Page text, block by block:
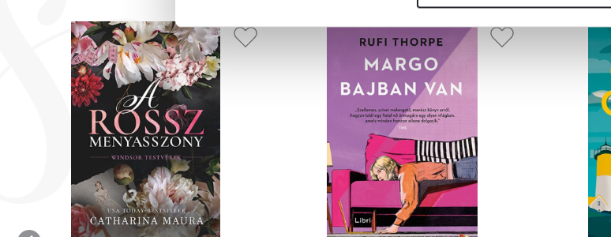
addig, míg el nem jött a pillanat, hogy bevezessék Ava Fairchildot… „Ava Fairchild első bálján fehér galambokat
helyeztek el a philadelphiai Stratford Hotel báltermének szellőzőaknáiban. Talán elfogyott a levegő a szűk helyen,
talán a madarak gondozásával megbízott fiúk bosszúja volt. A galambokról, mihelyt odavitték őket, szinte azonnal
megfeledkeztek, nem is foglalkoztak velük, egészen addig, míg el nem jött a pillanat, hogy bevezessék Ava
Fairchildot…
Először valami ütést hallott, a vendégek egy emberként felhördültek, aztán másodpercekig nem hallott semmi
mást, csak kemény, nehézkes puffanásokat. A madarak hullottak körülötte, nem repültek, hanem kizuhantak a
szellőzőnyíláson. Döglött volt mindegyik, tolluk megfeketedett holtukban, és egyenest a vacsoraasztalra potyogtak.
A család valami felemelő élményt szeretett volna, valamit, ami a tisztaságot jelképezi. Ehelyett azonban döglött
galambok hevertek a lányuk körül, ólmos-mereven…
– Hozzád jobban illene, hogy döglött madarak potyogjanak a mennyezetről a bálodon – mondta. Ez egyfajta